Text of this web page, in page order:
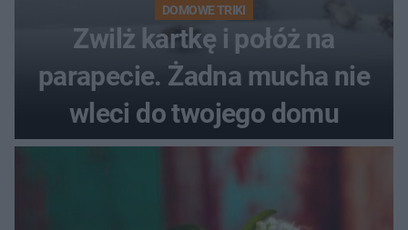
DOMOWE TRIKI
Zwilż kartkę i połóż na
parapecie. Żadna mucha nie
wleci do twojego domu